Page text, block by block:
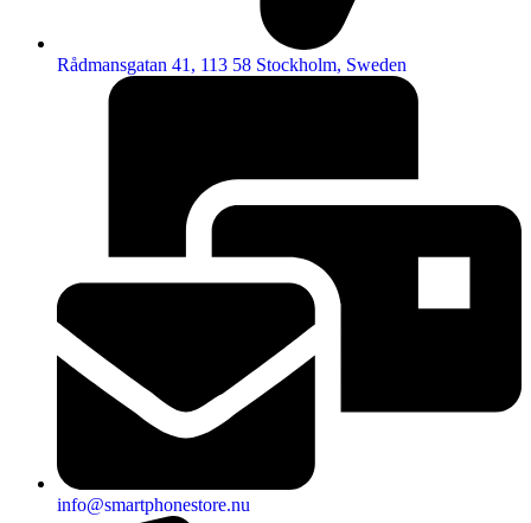
Rådmansgatan 41, 113 58 Stockholm, Sweden
info@smartphonestore.nu